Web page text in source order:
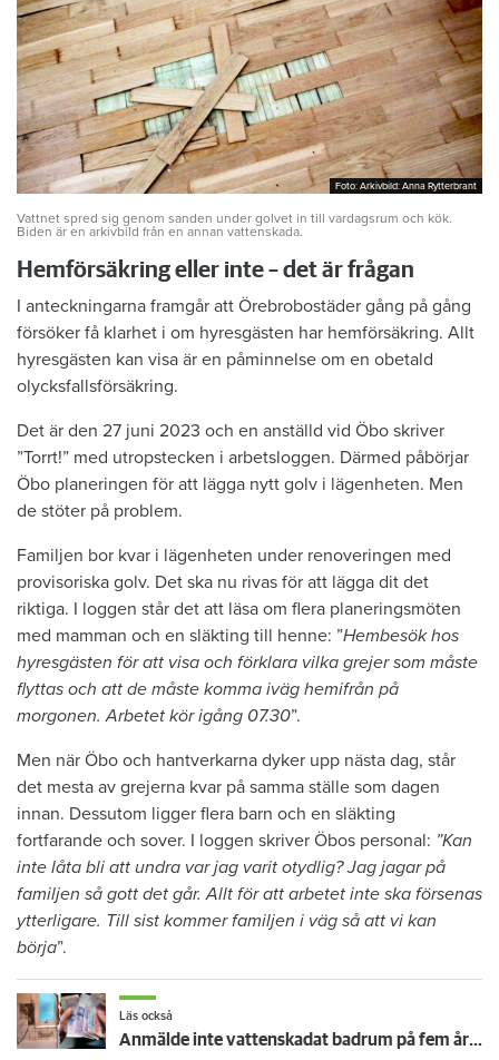
Foto: Arkivbild: Anna Rytterbrant
Foto: Arkivbild: Anna Rytterbrant
Vattnet spred sig genom sanden under golvet in till vardagsrum och kök.
Biden är en arkivbild från en annan vattenskada.
Hemförsäkring eller inte – det är frågan
I anteckningarna framgår att Örebrobostäder gång på gång
försöker få klarhet i om hyresgästen har hemförsäkring. Allt
hyresgästen kan visa är en påminnelse om en obetald
olycksfallsförsäkring.
Det är den 27 juni 2023 och en anställd vid Öbo skriver
”Torrt!” med utropstecken i arbetsloggen. Därmed påbörjar
Öbo planeringen för att lägga nytt golv i lägenheten. Men
de stöter på problem.
Familjen bor kvar i lägenheten under renoveringen med
provisoriska golv. Det ska nu rivas för att lägga dit det
riktiga. I loggen står det att läsa om flera planeringsmöten
med mamman och en släkting till henne: ”Hembesök hos
hyresgästen för att visa och förklara vilka grejer som måste
flyttas och att de måste komma iväg hemifrån på
morgonen. Arbetet kör igång 07.30”.
Men när Öbo och hantverkarna dyker upp nästa dag, står
det mesta av grejerna kvar på samma ställe som dagen
innan. Dessutom ligger flera barn och en släkting
fortfarande och sover. I loggen skriver Öbos personal: ”Kan
inte låta bli att undra var jag varit otydlig? Jag jagar på
familjen så gott det går. Allt för att arbetet inte ska försenas
ytterligare. Till sist kommer familjen i väg så att vi kan
börja”.
Läs också
Anmälde inte vattenskadat badrum på fem år – krävs på 125 000 kronor